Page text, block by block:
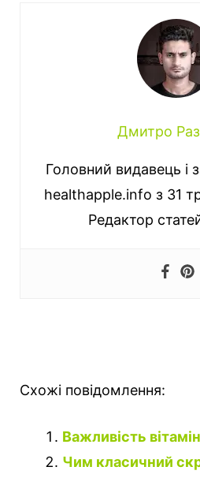
Дмитро
Головний видавець і
healthapple.info з 31
Редактор
Схожі повідомлення:
Важливість
Чим класичний